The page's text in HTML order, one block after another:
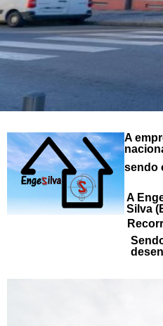
A
sendo
A
Silva